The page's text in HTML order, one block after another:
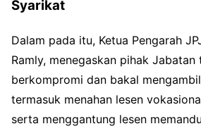
Syarikat
Dalam pada itu, Ketua Pengarah
Ramly, menegaskan pihak Jabatan
berkompromi dan bakal
termasuk menahan lesen
serta menggantung lesen